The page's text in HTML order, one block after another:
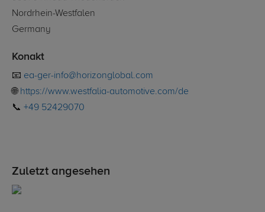
Nordrhein-Westfalen
Germany
Konakt
📧 ea-ger-info@horizonglobal.com
🌐 https://www.westfalia-automotive.com/de
📞 +49 52429070
Zuletzt angesehen